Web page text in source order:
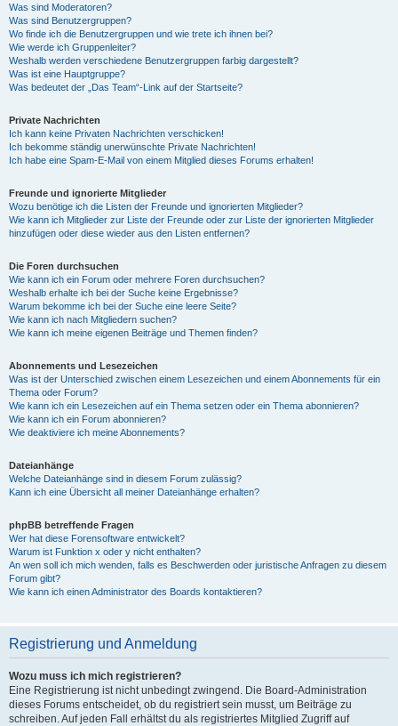
Was sind Moderatoren?
Was sind Benutzergruppen?
Wo finde ich die Benutzergruppen und wie trete ich ihnen bei?
Wie werde ich Gruppenleiter?
Weshalb werden verschiedene Benutzergruppen farbig dargestellt?
Was ist eine Hauptgruppe?
Was bedeutet der „Das Team“-Link auf der Startseite?
Private Nachrichten
Ich kann keine Privaten Nachrichten verschicken!
Ich bekomme ständig unerwünschte Private Nachrichten!
Ich habe eine Spam-E-Mail von einem Mitglied dieses Forums erhalten!
Freunde und ignorierte Mitglieder
Wozu benötige ich die Listen der Freunde und ignorierten Mitglieder?
Wie kann ich Mitglieder zur Liste der Freunde oder zur Liste der ignorierten Mitglieder
hinzufügen oder diese wieder aus den Listen entfernen?
Die Foren durchsuchen
Wie kann ich ein Forum oder mehrere Foren durchsuchen?
Weshalb erhalte ich bei der Suche keine Ergebnisse?
Warum bekomme ich bei der Suche eine leere Seite?
Wie kann ich nach Mitgliedern suchen?
Wie kann ich meine eigenen Beiträge und Themen finden?
Abonnements und Lesezeichen
Was ist der Unterschied zwischen einem Lesezeichen und einem Abonnements für ein
Thema oder Forum?
Wie kann ich ein Lesezeichen auf ein Thema setzen oder ein Thema abonnieren?
Wie kann ich ein Forum abonnieren?
Wie deaktiviere ich meine Abonnements?
Dateianhänge
Welche Dateianhänge sind in diesem Forum zulässig?
Kann ich eine Übersicht all meiner Dateianhänge erhalten?
phpBB betreffende Fragen
Wer hat diese Forensoftware entwickelt?
Warum ist Funktion x oder y nicht enthalten?
An wen soll ich mich wenden, falls es Beschwerden oder juristische Anfragen zu diesem
Forum gibt?
Wie kann ich einen Administrator des Boards kontaktieren?
Registrierung und Anmeldung
Wozu muss ich mich registrieren?
Eine Registrierung ist nicht unbedingt zwingend. Die Board-Administration
dieses Forums entscheidet, ob du registriert sein musst, um Beiträge zu
schreiben. Auf jeden Fall erhältst du als registriertes Mitglied Zugriff auf